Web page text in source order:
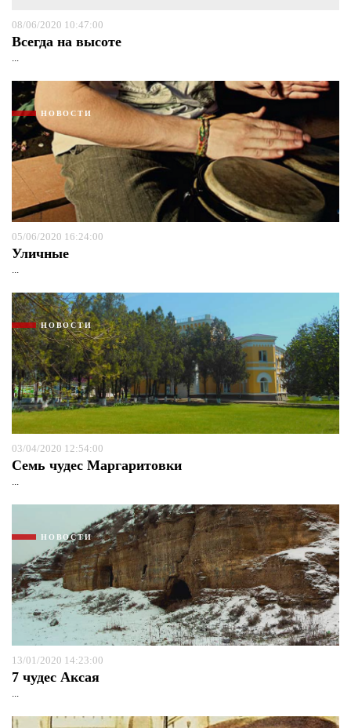
08/06/2020 10:47:00
Всегда на высоте
...
НОВОСТИ
05/06/2020 16:24:00
Уличные
...
НОВОСТИ
03/04/2020 12:54:00
Семь чудес Маргаритовки
...
НОВОСТИ
13/01/2020 14:23:00
7 чудес Аксая
...